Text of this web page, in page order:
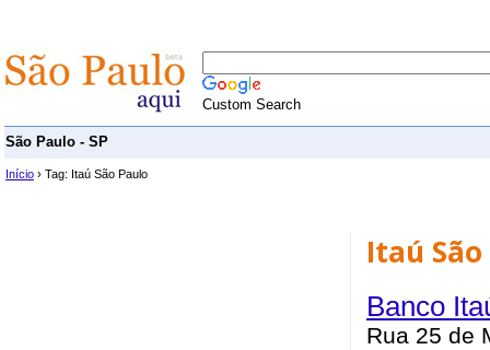
Custom Search
São Paulo - SP
Início › Tag: Itaú São Paulo
Itaú
Banco
Rua 25 de